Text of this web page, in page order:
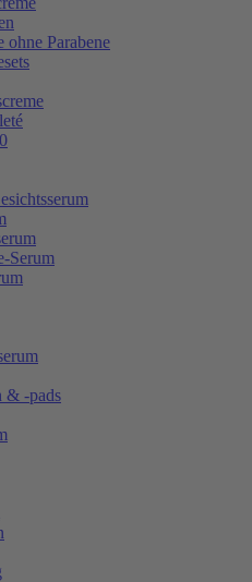
ohne Parabene
Serum
& -pads